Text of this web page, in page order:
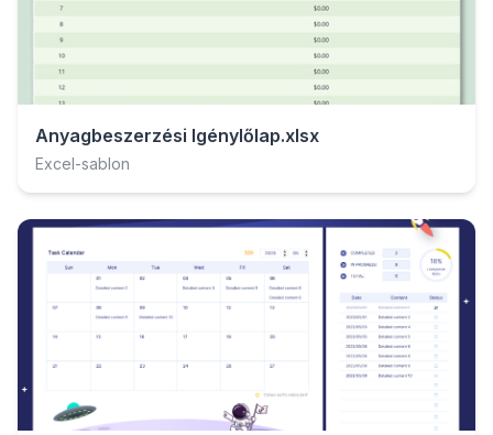
Anyagbeszerzési Igénylőlap.xlsx
Excel-sablon